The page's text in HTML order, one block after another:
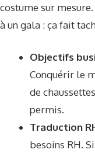
costume sur
à un gala : ça fait
Objectifs
Conquérir le
de
permis.
Traduction
besoins RH.